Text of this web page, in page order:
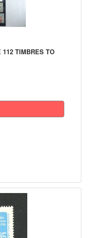
TIMBRES TO